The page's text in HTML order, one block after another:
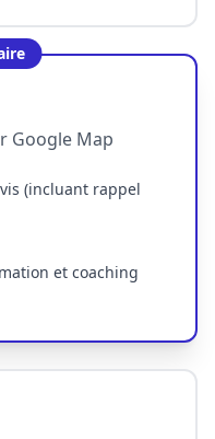
Google Map
(incluant rappel
et coaching